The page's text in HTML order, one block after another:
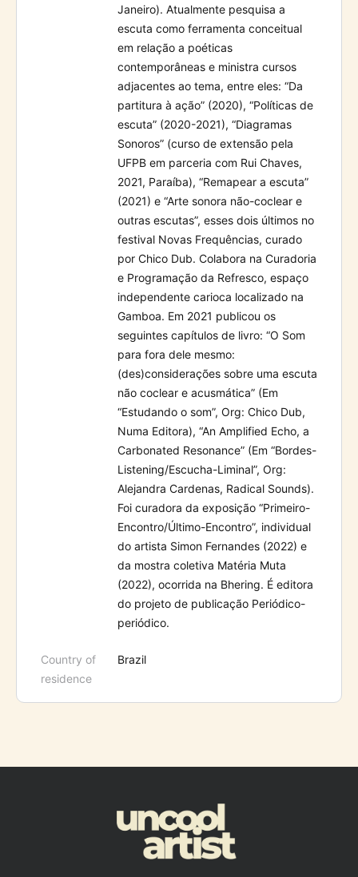
Janeiro). Atualmente pesquisa a
escuta como ferramenta conceitual
em relação a poéticas
contemporâneas e ministra cursos
adjacentes ao tema, entre eles: “Da
partitura à ação” (2020), “Políticas de
escuta” (2020-2021), “Diagramas
Sonoros” (curso de extensão pela
UFPB em parceria com Rui Chaves,
2021, Paraíba), “Remapear a escuta”
(2021) e “Arte sonora não-coclear e
outras escutas”, esses dois últimos no
festival Novas Frequências, curado
por Chico Dub. Colabora na Curadoria
e Programação da Refresco, espaço
independente carioca localizado na
Gamboa. Em 2021 publicou os
seguintes capítulos de livro: “O Som
para fora dele mesmo:
(des)considerações sobre uma escuta
não coclear e acusmática” (Em
“Estudando o som”, Org: Chico Dub,
Numa Editora), “An Amplified Echo, a
Carbonated Resonance” (Em “Bordes-
Listening/Escucha-Liminal”, Org:
Alejandra Cardenas, Radical Sounds).
Foi curadora da exposição “Primeiro-
Encontro/Último-Encontro”, individual
do artista Simon Fernandes (2022) e
da mostra coletiva Matéria Muta
(2022), ocorrida na Bhering. É editora
do projeto de publicação Periódico-
periódico.
Country of
residence
Brazil